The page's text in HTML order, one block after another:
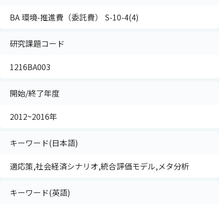
BA 環境-推進費（委託費） S-10-4(4)
研究課題コード
1216BA003
開始/終了年度
2012~2016年
キーワード(日本語)
適応策,社会経済シナリオ,統合評価モデル,メタ分析
キーワード(英語)